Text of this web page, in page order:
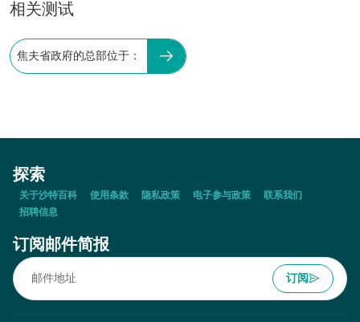
相关测试
焦夫省政府的总部位于：
探索
关于沙特百科 使用条款 隐私政策 电子参与政策
联系我们
招聘信息
订阅邮件简报
订阅